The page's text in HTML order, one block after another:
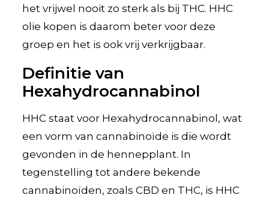
het vrijwel nooit zo sterk als bij THC. HHC
olie kopen is daarom beter voor deze
groep en het is ook vrij verkrijgbaar.
Definitie van
Hexahydrocannabinol
HHC staat voor Hexahydrocannabinol, wat
een vorm van cannabinoïde is die wordt
gevonden in de hennepplant. In
tegenstelling tot andere bekende
cannabinoïden, zoals CBD en THC, is HHC